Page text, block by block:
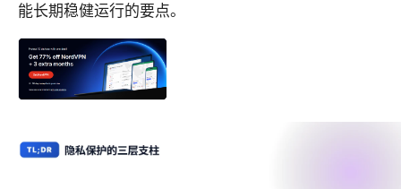
能长期稳健运行的要点。